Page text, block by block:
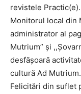
revistele
Monitorul local din
administrator al
Mutrium” și
desfășoară
cultură Ad Mutrium.
Felicitări din suflet